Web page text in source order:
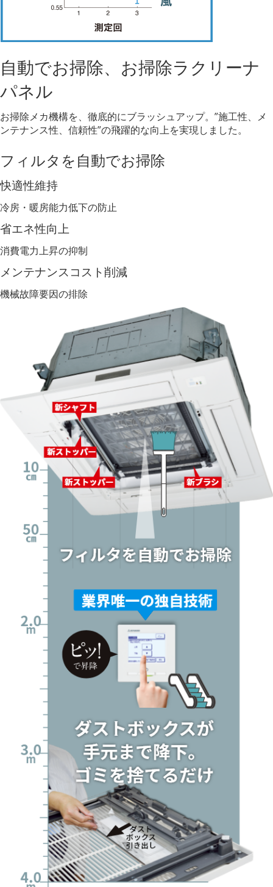
自動でお掃除、お掃除ラクリーナ
パネル
お掃除メカ機構を、徹底的にブラッシュアップ。”施工性、メ
ンテナンス性、信頼性”の⾶躍的な向上を実現しました。
フィルタを自動でお掃除
快適性維持
冷房・暖房能⼒低下の防止
省エネ性向上
消費電⼒上昇の抑制
メンテナンスコスト削減
機械故障要因の排除